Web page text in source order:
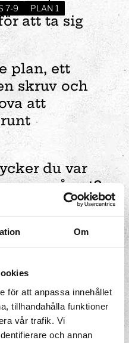
Om
för att anpassa innehållet
tillhandahålla funktioner
vår trafik. Vi
och annan
7-9 PLAN 1
ska
att ta sig
plan, ett
skruv och
att
du var
var svårast?